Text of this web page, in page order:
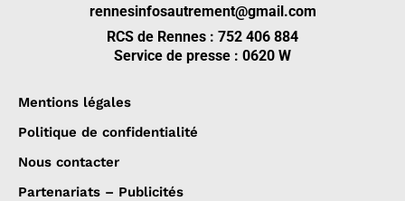
rennesinfosautrement@gmail.com
RCS de Rennes : 752 406 884
Service de presse : 0620 W
Mentions légales
Politique de confidentialité
Nous contacter
Partenariats – Publicités